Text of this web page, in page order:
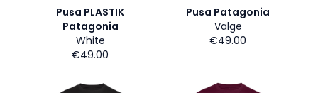
Pusa PLASTIK
Patagonia
White
€49.00
Pusa Patagonia
Valge
€49.00